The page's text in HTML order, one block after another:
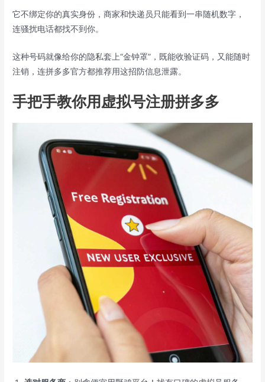
它不绑定你的真实身份，商家和快递员只能看到一串随机数字，
连骚扰电话都找不到你。
这种号码就像给你的隐私套上“金钟罩”，既能收验证码，又能随时
注销，连拼多多官方都推荐用这招防信息泄露。
手把手教你用虚拟号注册拼多多